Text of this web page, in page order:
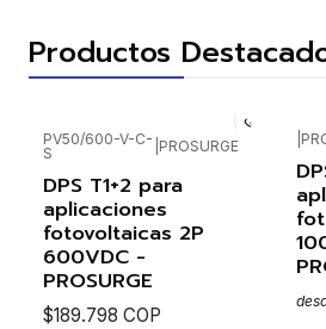
Productos
PV50/600-V-C-
S
PROSURGE
DPS T1+2 para
aplicaciones
fotovoltaicas 2P
600VDC -
PROSURGE
$189.798 COP